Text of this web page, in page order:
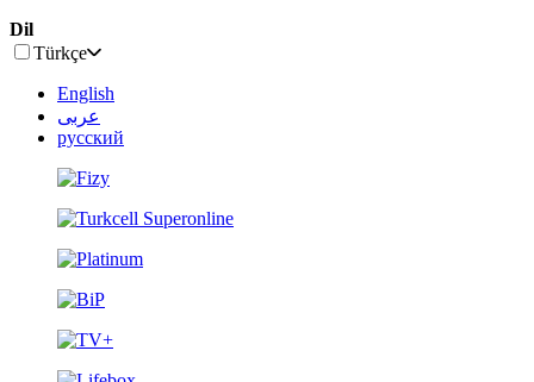
Dil
Türkçe
English
عربى
русский